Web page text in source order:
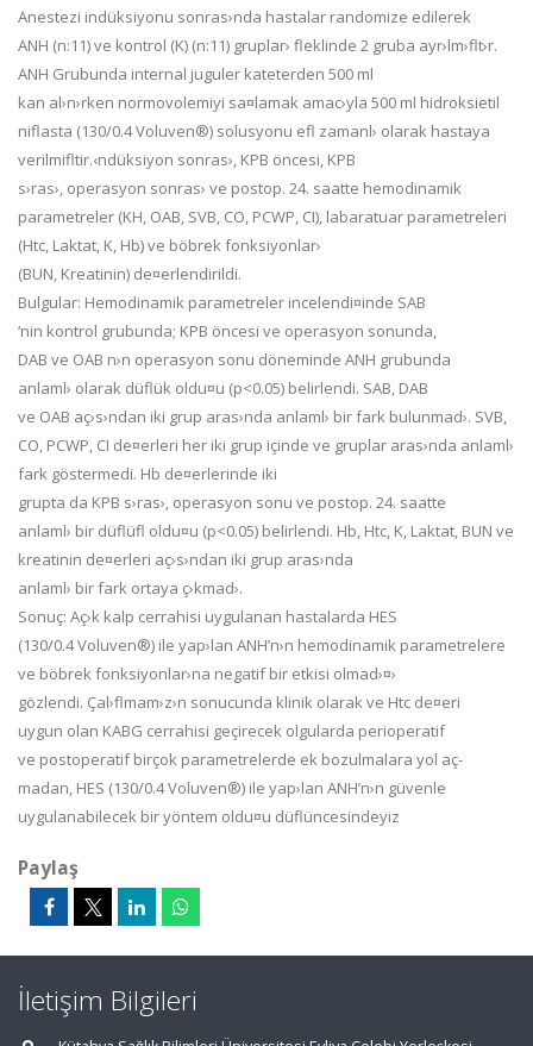
Anestezi indüksiyonu sonras›nda hastalar randomize edilerek
ANH (n:11) ve kontrol (K) (n:11) gruplar› fleklinde 2 gruba ayr›lm›flt›r.
ANH Grubunda internal juguler kateterden 500 ml
kan al›n›rken normovolemiyi sa¤lamak amac›yla 500 ml hidroksietil
niflasta (130/0.4 Voluven®) solusyonu efl zamanl› olarak hastaya
verilmifltir.‹ndüksiyon sonras›, KPB öncesi, KPB
s›ras›, operasyon sonras› ve postop. 24. saatte hemodinamik
parametreler (KH, OAB, SVB, CO, PCWP, CI), labaratuar parametreleri
(Htc, Laktat, K, Hb) ve böbrek fonksiyonlar›
(BUN, Kreatinin) de¤erlendirildi.
Bulgular: Hemodinamik parametreler incelendi¤inde SAB
‘nin kontrol grubunda; KPB öncesi ve operasyon sonunda,
DAB ve OAB n›n operasyon sonu döneminde ANH grubunda
anlaml› olarak düflük oldu¤u (p<0.05) belirlendi. SAB, DAB
ve OAB aç›s›ndan iki grup aras›nda anlaml› bir fark bulunmad›. SVB,
CO, PCWP, CI de¤erleri her iki grup içinde ve gruplar aras›nda anlaml›
fark göstermedi. Hb de¤erlerinde iki
grupta da KPB s›ras›, operasyon sonu ve postop. 24. saatte
anlaml› bir düflüfl oldu¤u (p<0.05) belirlendi. Hb, Htc, K, Laktat, BUN ve
kreatinin de¤erleri aç›s›ndan iki grup aras›nda
anlaml› bir fark ortaya ç›kmad›.
Sonuç: Aç›k kalp cerrahisi uygulanan hastalarda HES
(130/0.4 Voluven®) ile yap›lan ANH’n›n hemodinamik parametrelere
ve böbrek fonksiyonlar›na negatif bir etkisi olmad›¤›
gözlendi. Çal›flmam›z›n sonucunda klinik olarak ve Htc de¤eri
uygun olan KABG cerrahisi geçirecek olgularda perioperatif
ve postoperatif birçok parametrelerde ek bozulmalara yol aç-
madan, HES (130/0.4 Voluven®) ile yap›lan ANH’n›n güvenle
uygulanabilecek bir yöntem oldu¤u düflüncesindeyiz
Paylaş
İletişim Bilgileri